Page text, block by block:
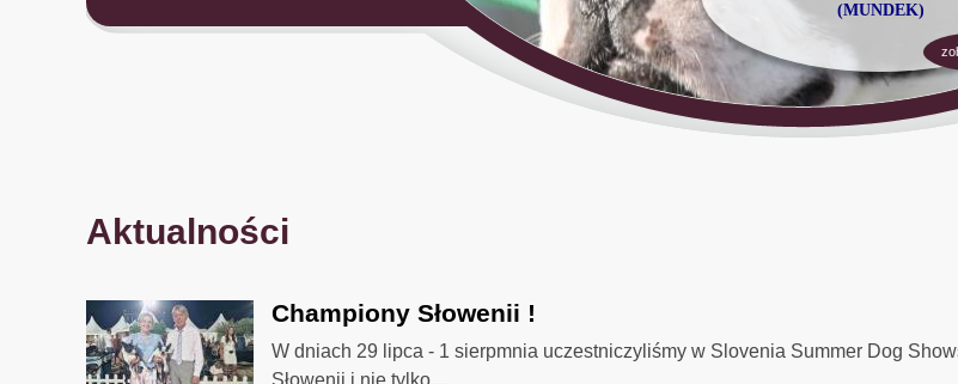
(MUNDEK)
Aktualności
Championy Słowenii !
W dniach 29 lipca - 1 sierpmnia uczestniczyliśmy w Slovenia Summer Dog
Słowenii i nie tylko....